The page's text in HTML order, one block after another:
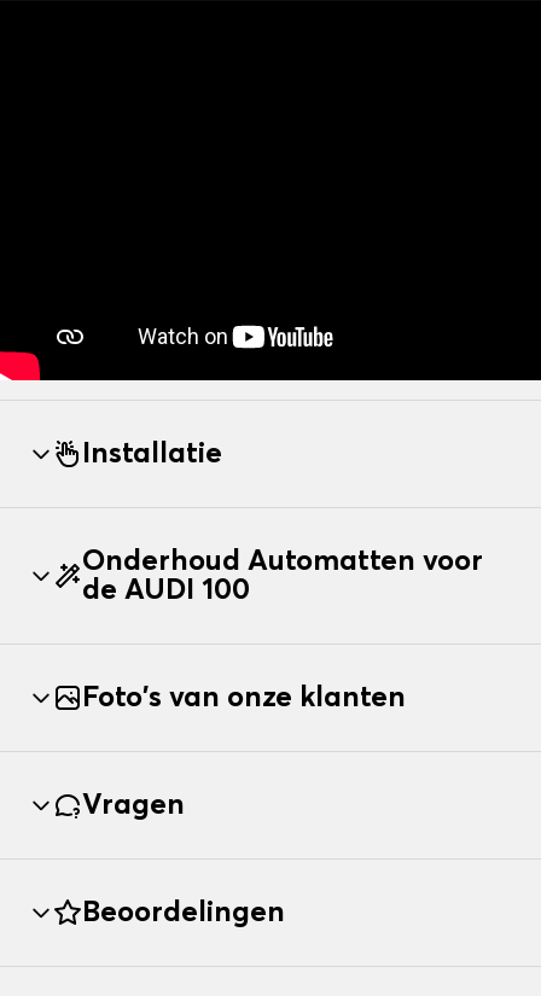
Installatie
Onderhoud Automatten voor
de AUDI 100
Foto's van onze klanten
Vragen
Beoordelingen